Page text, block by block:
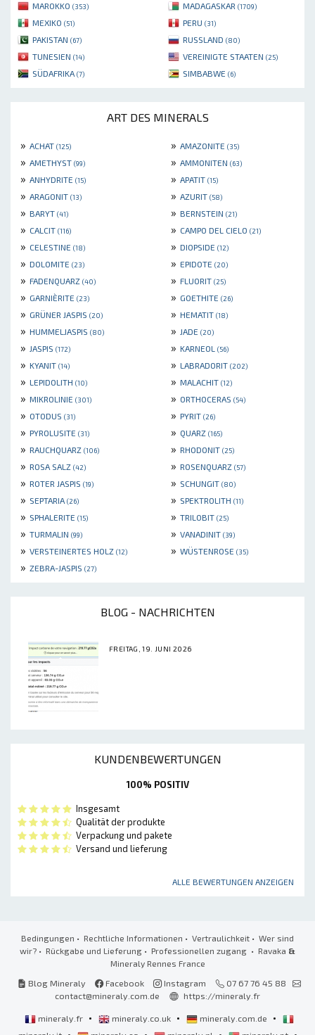
MAROKKO (353) MADAGASKAR (1709)
MEXIKO (51) PERU (31)
PAKISTAN (67) RUSSLAND (80)
TUNESIEN (14) VEREINIGTE STAATEN (25)
SÜDAFRIKA (7) SIMBABWE (6)
ART DES MINERALS
» ACHAT (125) » AMAZONITE (35)
» AMETHYST (99) » AMMONITEN (63)
» ANHYDRITE (15) » APATIT (15)
» ARAGONIT (13) » AZURIT (58)
» BARYT (41) » BERNSTEIN (21)
» CALCIT (116) » CAMPO DEL CIELO (21)
» CELESTINE (18) » DIOPSIDE (12)
» DOLOMITE (23) » EPIDOTE (20)
» FADENQUARZ (40) » FLUORIT (25)
» GARNIÈRITE (23) » GOETHITE (26)
» GRÜNER JASPIS (20) » HEMATIT (18)
» HUMMELJASPIS (80) » JADE (20)
» JASPIS (172) » KARNEOL (56)
» KYANIT (14) » LABRADORIT (202)
» LEPIDOLITH (10) » MALACHIT (12)
» MIKROLINIE (301) » ORTHOCERAS (54)
» OTODUS (31) » PYRIT (26)
» PYROLUSITE (31) » QUARZ (165)
» RAUCHQUARZ (106) » RHODONIT (25)
» ROSA SALZ (42) » ROSENQUARZ (57)
» ROTER JASPIS (19) » SCHUNGIT (80)
» SEPTARIA (26) » SPEKTROLITH (11)
» SPHALERITE (15) » TRILOBIT (25)
» TURMALIN (99) » VANADINIT (39)
» VERSTEINERTES HOLZ (12) » WÜSTENROSE (35)
» ZEBRA-JASPIS (27)
BLOG - NACHRICHTEN
FREITAG, 19. JUNI 2026
KUNDENBEWERTUNGEN
100% POSITIV
Insgesamt
Qualität der produkte
Verpackung und pakete
Versand und lieferung
ALLE BEWERTUNGEN ANZEIGEN
Bedingungen • Rechtliche Informationen • Vertraulichkeit • Wer sind
wir? • Rückgabe und Lieferung • Professionellen zugang • Ravaka &
Mineraly Rennes France
Blog Mineraly
Facebook Instagram
07 67 76 45 88
contact@mineraly.com.de
https://mineraly.fr
mineraly.fr • mineraly.co.uk • mineraly.com.de •